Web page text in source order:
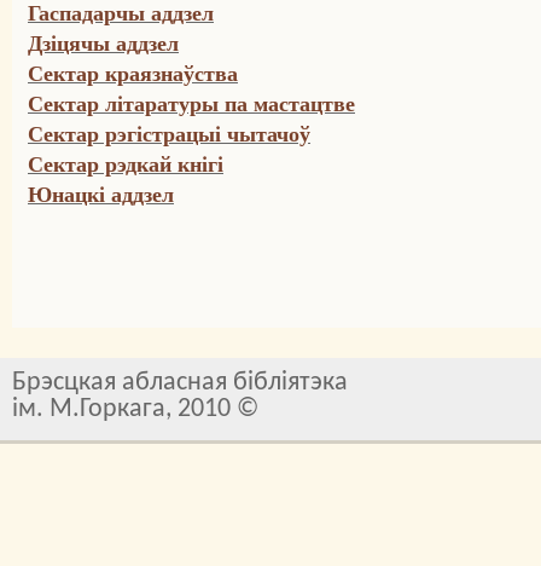
Гаспадарчы аддзел
Дзіцячы аддзел
Сектар краязнаўства
Сектар літаратуры па мастацтве
Сектар рэгістрацыі чытачоў
Сектар рэдкай кнігі
Юнацкі аддзел
Брэсцкая абласная бібліятэка
ім. М.Горкага, 2010 ©